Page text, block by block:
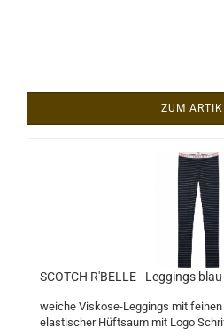
ZUM
SCOTCH R'BELLE - Leggings
weiche Viskose-Leggings mit
elastischer Hüftsaum mit Logo